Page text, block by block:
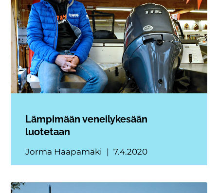
Lämpimään veneilykesään
luotetaan
Jorma Haapamäki 7.4.2020